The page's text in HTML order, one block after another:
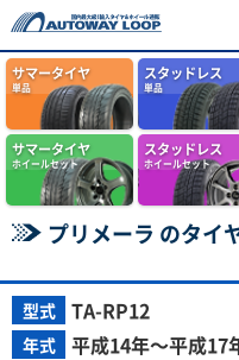
サマータイヤ
単品
スタッドレス
単品
サマータイヤ
ホイールセット
スタッドレス
ホイールセット
プリメーラ のタイ
型式 TA-RP12
年式 平成14年～平成17